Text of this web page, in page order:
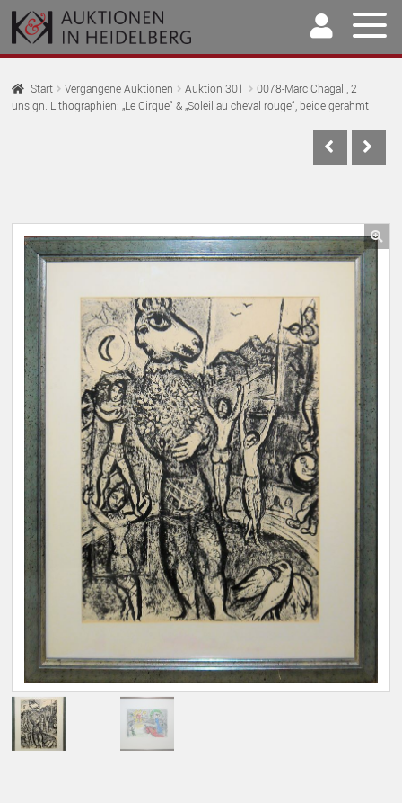
Zur
Navigation
springen
Springe
zum
Inhalt
Home
Unser Team
Kontakt
Start Vergangene Auktionen Auktion 301
0078-Marc Chagall, 2
unsign. Lithographien: „Le Cirque“ & „Soleil au cheval rouge“, beide gerahmt
🔍